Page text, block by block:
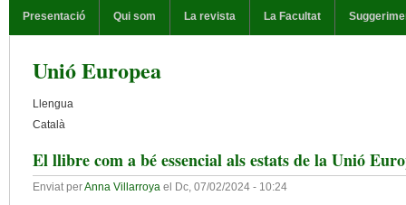
Presentació Qui som La revista La Facultat
Unió Europea
Llengua
Català
El llibre com a bé essencial als estats de la Unió
Enviat perAnna Villarroya el Dc, 07/02/2024 - 10:24